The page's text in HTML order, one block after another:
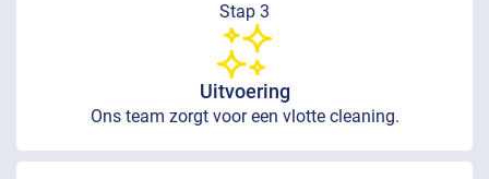
Stap 3
Uitvoering
Ons team zorgt voor een vlotte cleaning.